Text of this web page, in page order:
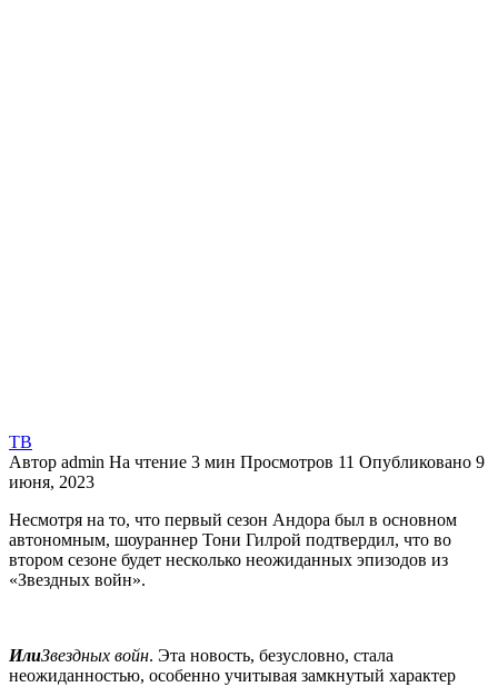
ТВ
Автор admin На чтение 3 мин Просмотров 11 Опубликовано 9
июня, 2023
Несмотря на то, что первый сезон Андора был в основном
автономным, шоураннер Тони Гилрой подтвердил, что во
втором сезоне будет несколько неожиданных эпизодов из
«Звездных войн».
ИлиЗвездных войн. Эта новость, безусловно, стала
неожиданностью, особенно учитывая замкнутый характер